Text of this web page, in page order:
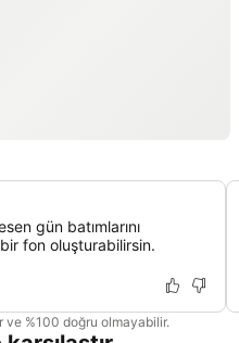
gün batımlarını
fon oluşturabilirsin.
ve %100 doğru olmayabilir.